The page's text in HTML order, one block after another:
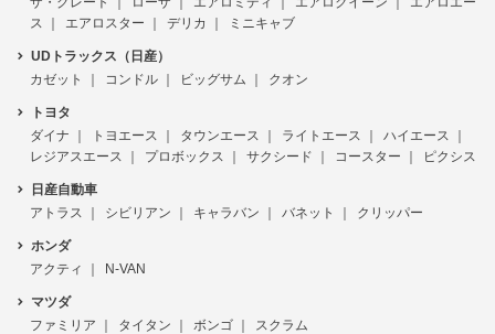
ス
エアロスター デリカ ミニキャブ
UDトラックス（日産）
カゼット
コンドル ビッグサム クオン
トヨタ
ダイナ
トヨエース タウンエース ライトエース
ハイエース
レジアスエース
プロボックス サクシード コースター ピクシス
日産自動車
アトラス
シビリアン キャラバン バネット クリッパー
ホンダ
アクティ
N-VAN
マツダ
ファミリア
タイタン ボンゴ スクラム